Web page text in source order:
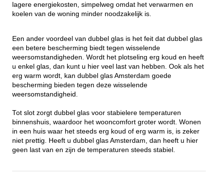
lagere energiekosten, simpelweg omdat het verwarmen en
koelen van de woning minder noodzakelijk is.
Een ander voordeel van dubbel glas is het feit dat dubbel glas
een betere bescherming biedt tegen wisselende
weersomstandigheden. Wordt het plotseling erg koud en heeft
u enkel glas, dan kunt u hier veel last van hebben. Ook als het
erg warm wordt, kan dubbel glas Amsterdam goede
bescherming bieden tegen deze wisselende
weersomstandigheid.
Tot slot zorgt dubbel glas voor stabielere temperaturen
binnenshuis, waardoor het wooncomfort groter wordt. Wonen
in een huis waar het steeds erg koud of erg warm is, is zeker
niet prettig. Heeft u dubbel glas Amsterdam, dan heeft u hier
geen last van en zijn de temperaturen steeds stabiel.